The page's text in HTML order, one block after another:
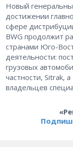
Новый
достижении
сфере
BWG продолжит
странами Юго-
деятельности:
грузовых
частности, Sitrak,
владельцев